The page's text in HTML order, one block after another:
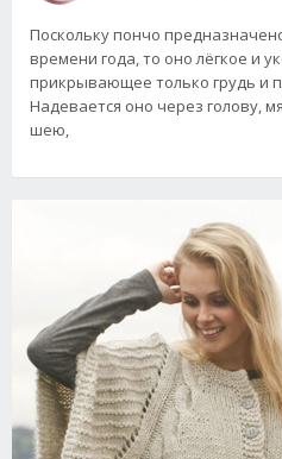
Поскольку пончо
времени года, то оно лёгкое и
прикрывающее только грудь и
Надевается оно через голову,
шею,